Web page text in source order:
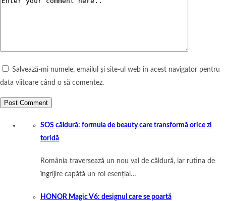
Salvează-mi numele, emailul și site-ul web în acest navigator pentru
data viitoare când o să comentez.
SOS căldură: formula de beauty care transformă orice zi
toridă
România traversează un nou val de căldură, iar rutina de
îngrijire capătă un rol esențial…
HONOR Magic V6: designul care se poartă